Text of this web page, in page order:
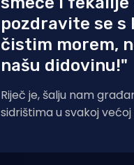
pozdravite se s
čistim morem,
našu didovinu!"
Riječ je, šalju nam
sidrištima u svakoj